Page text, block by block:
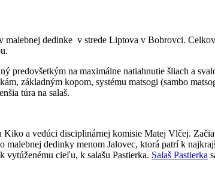
malebnej dedinke v strede Liptova v Bobrovci.
predovšetkým na maximálne natiahnutie šliach a
základným kopom, systému matsogi (sambo
túra na salaš.
Kiko a vedúci disciplinárnej komisie Matej Vlčej.
dedinky menom Jalovec, ktorá patrí k
vytúženému cieľu, k salašu Pastierka. Salaš Pastierka